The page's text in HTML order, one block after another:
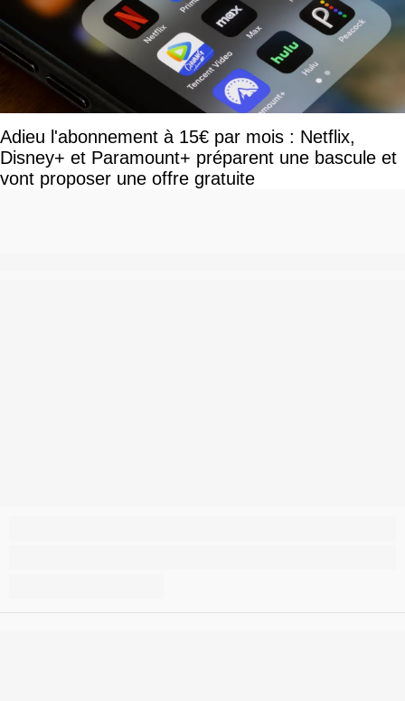
Adieu l'abonnement à 15€ par mois : Netflix,
Disney+ et Paramount+ préparent une bascule et
vont proposer une offre gratuite